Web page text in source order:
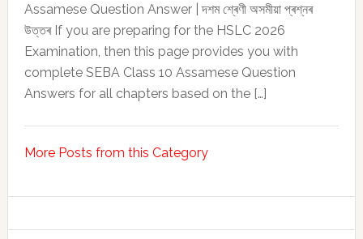
Assamese Question Answer | দশম শ্ৰেণী অসমীয়া প্ৰশ্নৰ
উত্তৰ If you are preparing for the HSLC 2026
Examination, then this page provides you with
complete SEBA Class 10 Assamese Question
Answers for all chapters based on the […]
More Posts from this Category